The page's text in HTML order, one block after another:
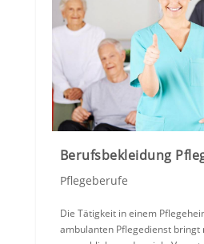
Berufsbekleidung
Pflegeberufe
Die Tätigkeit in einem
ambulanten Pflegedienst bringt